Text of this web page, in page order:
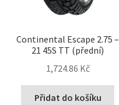
Continental Escape 2.75 –
21 45S TT (přední)
1,724.86 Kč
Přidat do košíku